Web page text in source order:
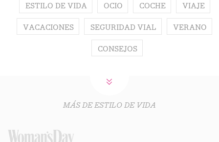
ESTILO DE VIDA OCIO COCHE VIAJE
VACACIONES SEGURIDAD VIAL VERANO
CONSEJOS
MÁS DE ESTILO DE VIDA